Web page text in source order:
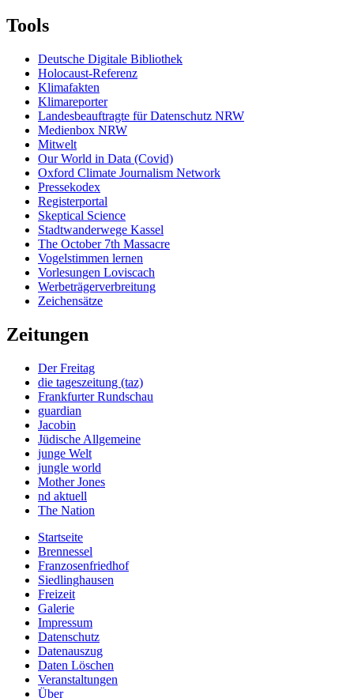
Tools
Deutsche Digitale Bibliothek
Holocaust-Referenz
Klimafakten
Klimareporter
Landesbeauftragte für Datenschutz NRW
Medienbox NRW
Mitwelt
Our World in Data (Covid)
Oxford Climate Journalism Network
Pressekodex
Registerportal
Skeptical Science
Stadtwanderwege Kassel
The October 7th Massacre
Vogelstimmen lernen
Vorlesungen Loviscach
Werbeträgerverbreitung
Zeichensätze
Zeitungen
Der Freitag
die tageszeitung (taz)
Frankfurter Rundschau
guardian
Jacobin
Jüdische Allgemeine
junge Welt
jungle world
Mother Jones
nd aktuell
The Nation
Startseite
Brennessel
Franzosenfriedhof
Siedlinghausen
Freizeit
Galerie
Impressum
Datenschutz
Datenauszug
Daten Löschen
Veranstaltungen
Über